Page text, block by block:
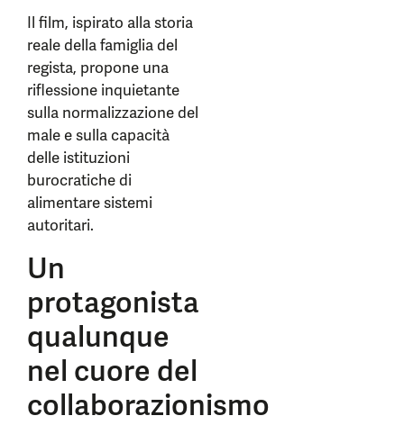
Il film, ispirato alla storia
reale della famiglia del
regista, propone una
riflessione inquietante
sulla normalizzazione del
male e sulla capacità
delle istituzioni
burocratiche di
alimentare sistemi
autoritari.
Un
protagonista
qualunque
nel cuore del
collaborazionismo